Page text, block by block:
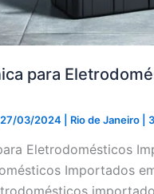
para
27/03/2024 Rio de Janeiro
Eletrodomésticos
Importados